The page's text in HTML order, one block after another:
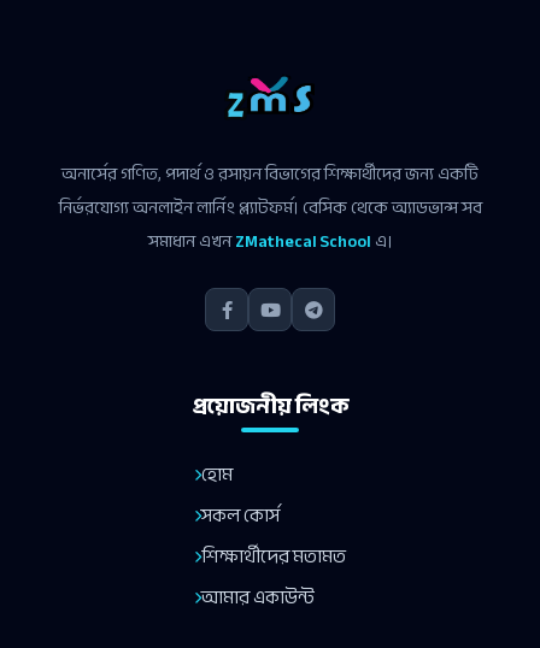
অনার্সের গণিত, পদার্থ ও রসায়ন বিভাগের শিক্ষার্থীদের জন্য একটি
নির্ভরযোগ্য অনলাইন লার্নিং প্ল্যাটফর্ম। বেসিক থেকে অ্যাডভান্স সব
সমাধান এখনZMathecal Schoolএ।
প্রয়োজনীয় লিংক
হোম
সকল কোর্স
শিক্ষার্থীদের মতামত
আমার একাউন্ট